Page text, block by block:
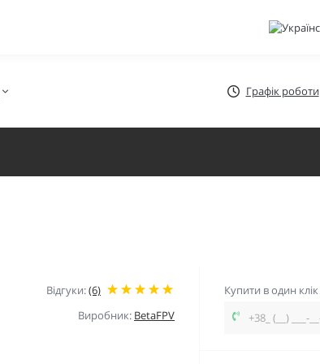
Графік роботи
Відгуки:(6)
Виробник: BetaFPV
Купити в один клік